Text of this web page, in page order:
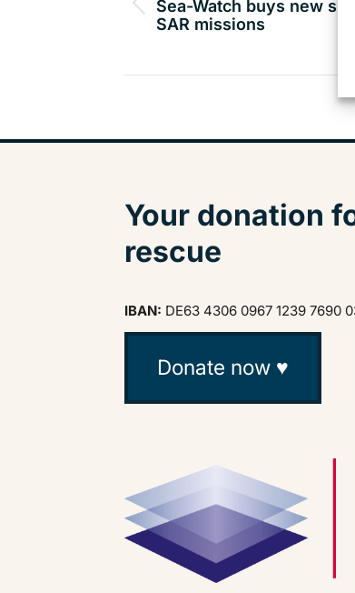
Previous
Sea-Watch buys new
SAR missions
Your donation
rescue
IBAN: DE63 4306 0967 1239 7690
Donate now ♥